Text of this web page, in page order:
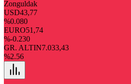
Zonguldak
USD43,77
%0.080
EURO51,74
%-0.230
GR. ALTIN7.033,43
%2.56